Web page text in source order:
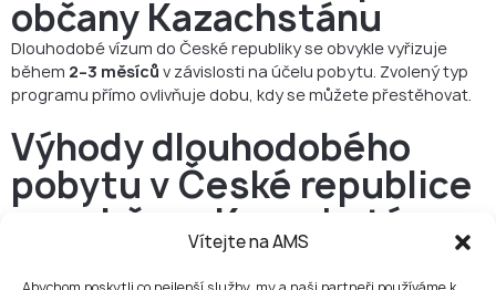
Vítejte na AMS
občany Kazachstánu
Dlouhodobé vízum do České republiky se obvykle vyřizuje
během 2–3 měsíců v závislosti na účelu pobytu. Zvolený typ
programu přímo ovlivňuje dobu, kdy se můžete přestěhovat.
Výhody dlouhodobého
pobytu v České republice
pro občany Kazachstánu
Volný pohyb po zemích Schengenského prostoru, což je
významná výhoda při imigraci do České republiky.